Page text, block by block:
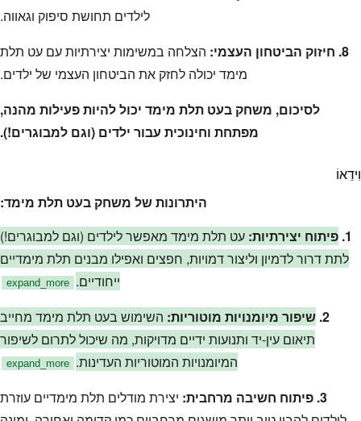
לילדים תחושת סיפוק וגאווה.
8. חיזוק הביטחון העצמי:
הצלחה במשימות יצירתיות עם עט תלת
מימד יכולה לחזק את הביטחון העצמי של ילדים.
לסיכום, משחק בעט תלת מימד יכול להיות פעילות מהנה,
מפתחת וחינוכית עבור ילדים (וגם למבוגרים!).
וִידֵאוֹ
היתרונות של משחק בעט תלת מימד:
1. פיתוח יצירתיות: עט תלת מימד מאפשר לילדים (וגם למבוגרים!)
לתת דרור לדמיון וליצור דמויות, חפצים ואפילו מבנים תלת מימדיים
ייחודיים. expand_more
2. שיפור מיומנויות מוטוריות: השימוש בעט תלת מימד מחייב
תיאום עין-יד ותנועות ידיים מדויקות, מה שיכול לתרום לשיפור
המיומנויות המוטוריות העדינות. expand_more
3. פיתוח חשיבה מרחבית:
יצירת מודלים תלת מימדיים עוזרת